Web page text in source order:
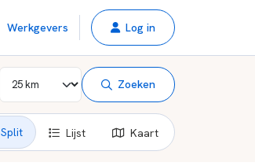
Werkgevers Log in
Zoeken
Split Lijst Kaart